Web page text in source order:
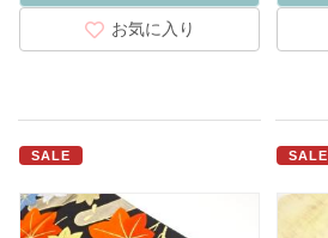
お気に入り
SALE SALE